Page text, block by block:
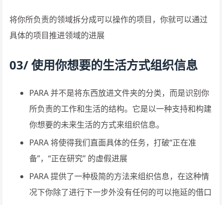
将你所负责的领域拆分成可以操作的项目，你就可以通过
具体的项目推进领域的进展
03/ 使用你想要的生活方式组织信息
PARA 并不是将东西放进文件夹的分类，而是识别你
所负责的工作和生活的结构。它是以一种支持和构建
你想要的未来生活的方式来组织信息。
PARA 将使得我们直面具体的任务，打破“正在准
备”，“正在研究” 的虚假进展
PARA 提供了一种极简的方法来组织信息，在这种情
况下你除了进行下一步外没有任何的可以拖延的借口